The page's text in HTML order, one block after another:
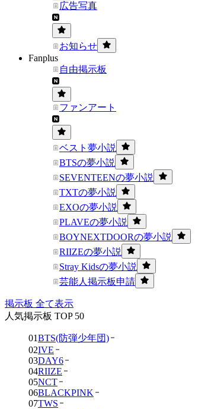
広告写真
お知らせ
Fanplus
自由掲示板
ファンアート
ベスト夢小説
BTSの夢小説
SEVENTEENの夢小説
TXTの夢小説
EXOの夢小説
PLAVEの夢小説
BOYNEXTDOORの夢小説
RIIZEの夢小説
Stray Kidsの夢小説
芸能人掲示板申請
掲示板 全て表示
人気掲示板 TOP 50
01BTS(防弾少年団)
02IVE
03DAY6
04RIIZE
05NCT
06BLACKPINK
07TWS